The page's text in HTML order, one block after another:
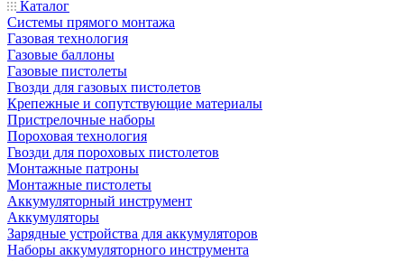
Каталог
Системы прямого монтажа
Газовая технология
Газовые баллоны
Газовые пистолеты
Гвозди для газовых пистолетов
Крепежные и сопутствующие материалы
Пристрелочные наборы
Пороховая технология
Гвозди для пороховых пистолетов
Монтажные патроны
Монтажные пистолеты
Аккумуляторный инструмент
Аккумуляторы
Зарядные устройства для аккумуляторов
Наборы аккумуляторного инструмента